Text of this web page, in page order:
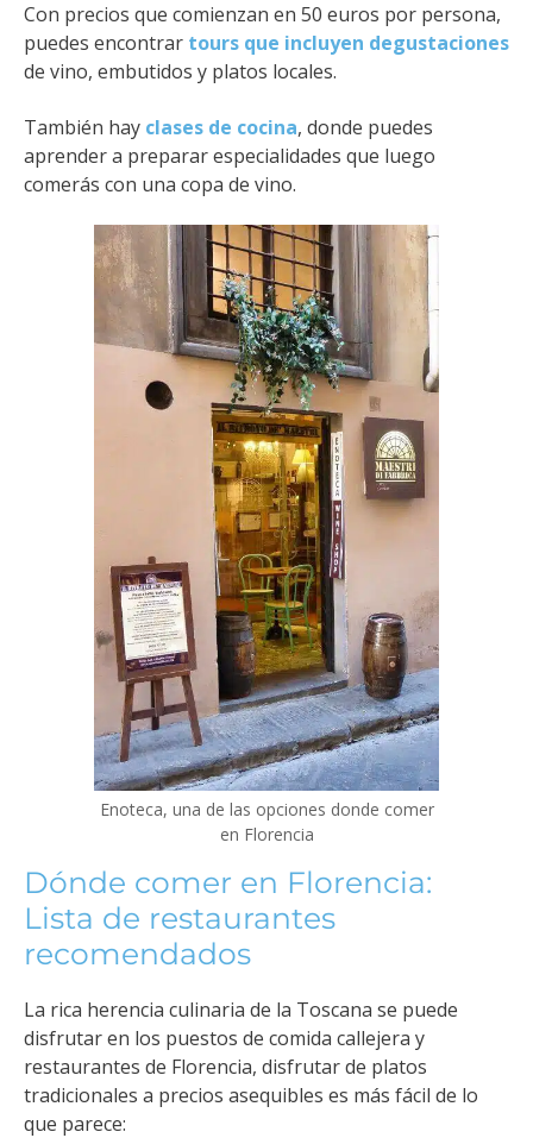
Con precios que comienzan en 50 euros por persona,
puedes encontrar tours que incluyen degustaciones
de vino, embutidos y platos locales.
También hay clases de cocina, donde puedes
aprender a preparar especialidades que luego
comerás con una copa de vino.
Enoteca, una de las opciones donde comer
en Florencia
Dónde comer en Florencia:
Lista de restaurantes
recomendados
La rica herencia culinaria de la Toscana se puede
disfrutar en los puestos de comida callejera y
restaurantes de Florencia, disfrutar de platos
tradicionales a precios asequibles es más fácil de lo
que parece: